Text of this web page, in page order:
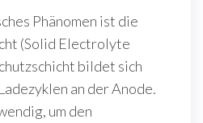
Phänomen ist die
(Solid Electrolyte
bildet sich
an der Anode.
um den